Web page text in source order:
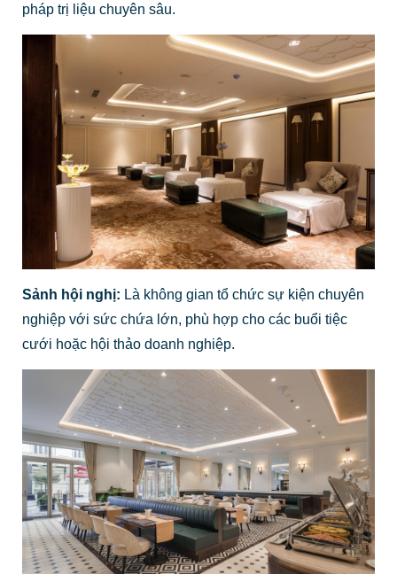
pháp trị liệu chuyên sâu.
Sảnh hội nghị: Là không gian tổ chức sự kiện chuyên
nghiệp với sức chứa lớn, phù hợp cho các buổi tiệc
cưới hoặc hội thảo doanh nghiệp.